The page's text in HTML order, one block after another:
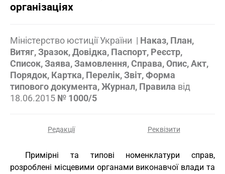
організаціях
Міністерство юстиції України | Наказ, План,
Витяг, Зразок, Довідка, Паспорт, Реєстр,
Список, Заява, Замовлення, Справа, Опис, Акт,
Порядок, Картка, Перелік, Звіт, Форма
типового документа, Журнал, Правила від
18.06.2015 № 1000/5
Редакції Реквізити
Примірні та типові номенклатури справ,
розроблені місцевими органами виконавчої влади та